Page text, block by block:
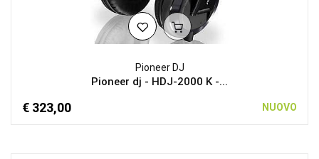
Pioneer DJ
Pioneer dj - HDJ-2000 K -...
€ 323,00 NUOVO